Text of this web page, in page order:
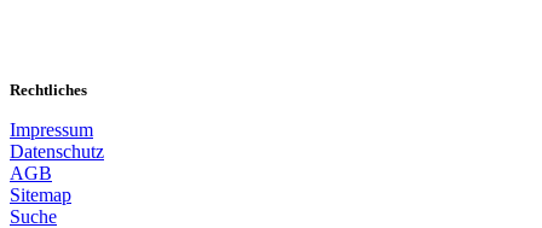
Rechtliches
Impressum
Datenschutz
AGB
Sitemap
Suche